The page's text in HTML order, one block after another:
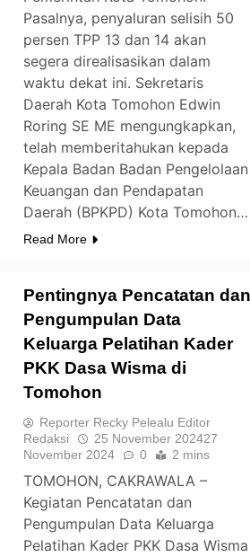
Pasalnya, penyaluran selisih 50
persen TPP 13 dan 14 akan
segera direalisasikan dalam
waktu dekat ini. Sekretaris
Daerah Kota Tomohon Edwin
Roring SE ME mengungkapkan,
telah memberitahukan kepada
Kepala Badan Badan Pengelolaan
Keuangan dan Pendapatan
Daerah (BPKPD) Kota Tomohon…
Read More
Pentingnya Pencatatan
Pengumpulan Data
Keluarga Pelatihan Kader
PKK Dasa Wisma di
Tomohon
Reporter Recky Pelealu Editor
Redaksi
25 November 202427
November 2024
0 2 mins
TOMOHON, CAKRAWALA –
Kegiatan Pencatatan dan
Pengumpulan Data Keluarga
Pelatihan Kader PKK Dasa Wisma